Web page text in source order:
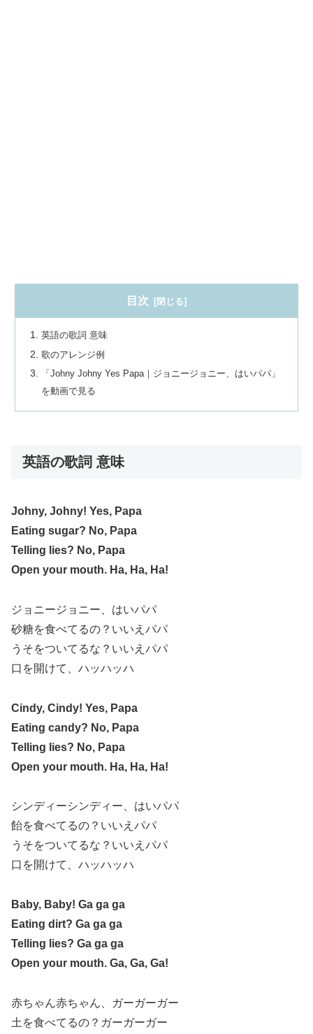
目次
英語の歌詞 意味
歌のアレンジ例
「Johny Johny Yes Papa｜ジョニージョニー、はいパパ」
を動画で見る
英語の歌詞 意味
Johny, Johny! Yes, Papa
Eating sugar? No, Papa
Telling lies? No, Papa
Open your mouth. Ha, Ha, Ha!
ジョニージョニー、はいパパ
砂糖を食べてるの？いいえパパ
うそをついてるな？いいえパパ
口を開けて、ハッハッハ
Cindy, Cindy! Yes, Papa
Eating candy? No, Papa
Telling lies? No, Papa
Open your mouth. Ha, Ha, Ha!
シンディーシンディー、はいパパ
飴を食べてるの？いいえパパ
うそをついてるな？いいえパパ
口を開けて、ハッハッハ
Baby, Baby! Ga ga ga
Eating dirt? Ga ga ga
Telling lies? Ga ga ga
Open your mouth. Ga, Ga, Ga!
赤ちゃん赤ちゃん、ガーガーガー
土を食べてるの？ガーガーガー